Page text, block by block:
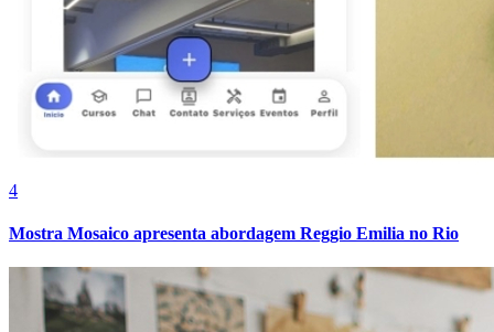
4
Mostra Mosaico apresenta abordagem Reggio Emilia no Rio